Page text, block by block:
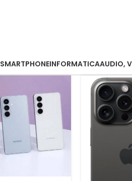
SMARTPHONEINFORMATICAAUDIO,